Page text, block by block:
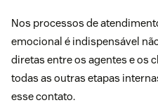
Nos processos de
emocional é indispensável
diretas entre os agentes e os
todas as outras etapas
esse contato.